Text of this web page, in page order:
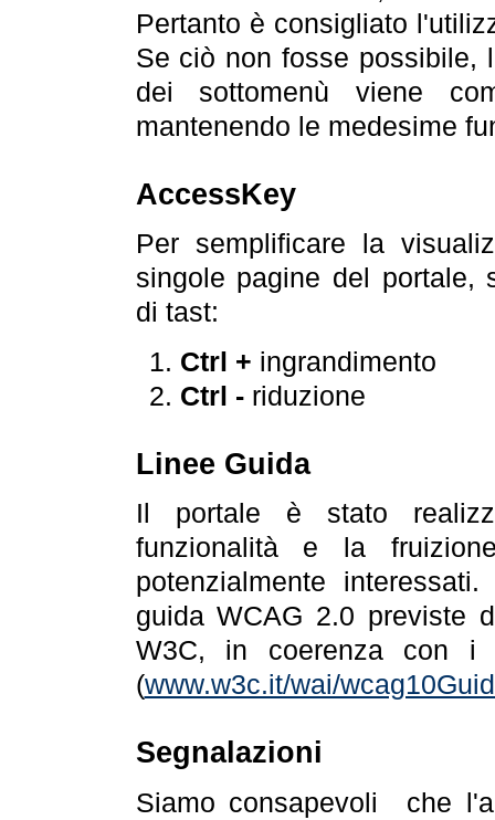
Pertanto è consigliato
Se ciò non fosse possibile,
dei sottomenù viene
mantenendo le medesime
AccessKey
Per semplificare la
singole pagine del portale,
di tast:
Ctrl + ingrandimento
Ctrl -riduzione
Linee Guida
Il portale è stato
funzionalità e la
potenzialmente
guida WCAG 2.0 previste
W3C, in coerenza con i
(www.w3c.it/wai/
Segnalazioni
Siamo consapevoli che